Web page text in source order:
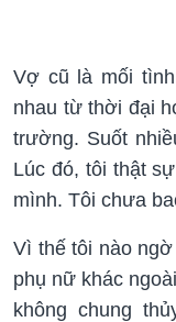
Vợ cũ là mối
nhau từ thời đại
trường. Suốt
Lúc đó, tôi thật
mình. Tôi chưa
Vì thế tôi nào
phụ nữ khác
không chung